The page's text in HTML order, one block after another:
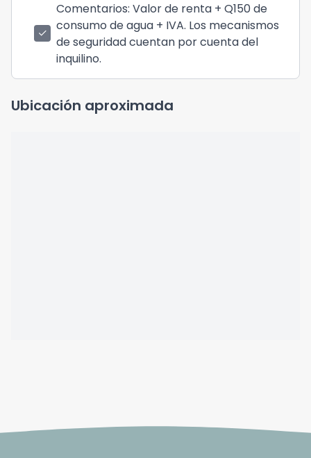
check
Comentarios: Valor de renta + Q150 de
consumo de agua + IVA. Los mecanismos
de seguridad cuentan por cuenta del
inquilino.
Ubicación aproximada